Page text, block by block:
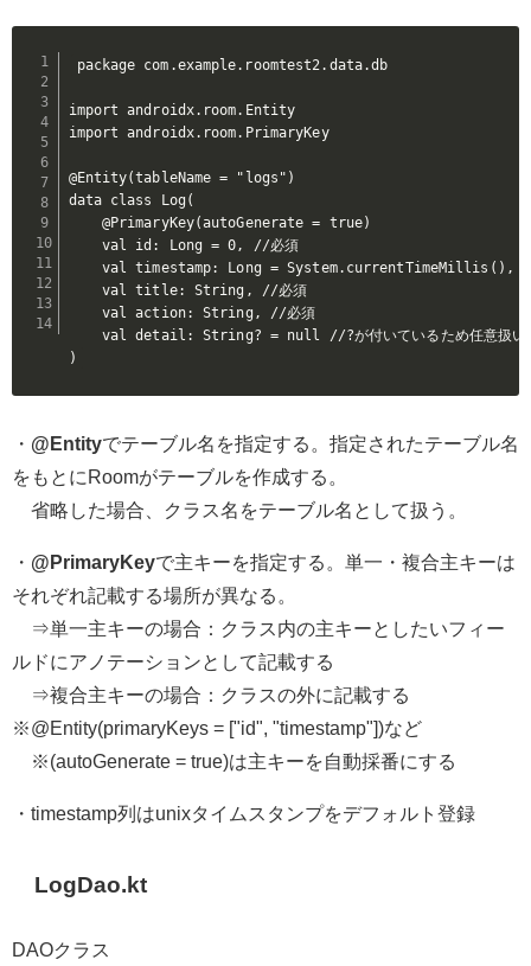
package com.example.roomtest2.data.db
import androidx.room.Entity
import androidx.room.PrimaryKey
@Entity(tableName = "logs")
data class Log(
    @PrimaryKey(autoGenerate = true)
    val id: Long = 0, //必須
val timestamp: Long = System.currentTimeMillis(),
    val title: String, //必須
    val action: String, //必須
    val detail: String? = null //?が付いているため任意扱い
)
・ @Entityでテーブル名を指定する。指定されたテーブル名
をもとにRoomがテーブルを作成する。
省略した場合、クラス名をテーブル名として扱う。
・ @PrimaryKeyで主キーを指定する。単一・複合主キーは
それぞれ記載する場所が異なる。
⇒単一主キーの場合：クラス内の主キーとしたいフィー
ルドにアノテーションとして記載する
⇒複合主キーの場合：クラスの外に記載する
※@Entity(primaryKeys = ["id", "timestamp"])など
※(autoGenerate = true)は主キーを自動採番にする
・timestamp列はunixタイムスタンプをデフォルト登録
LogDao.kt
DAOクラス